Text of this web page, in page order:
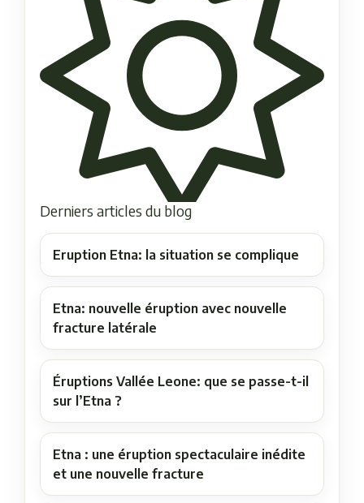
Derniers articles du blog
Eruption Etna: la situation se complique
Etna: nouvelle éruption avec nouvelle
fracture latérale
Éruptions Vallée Leone: que se passe-t-il
sur l’Etna ?
Etna : une éruption spectaculaire inédite
et une nouvelle fracture